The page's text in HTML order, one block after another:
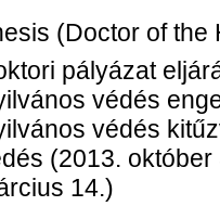
(Doctor of the
pályázat
védés
védés
(2013.
14.)